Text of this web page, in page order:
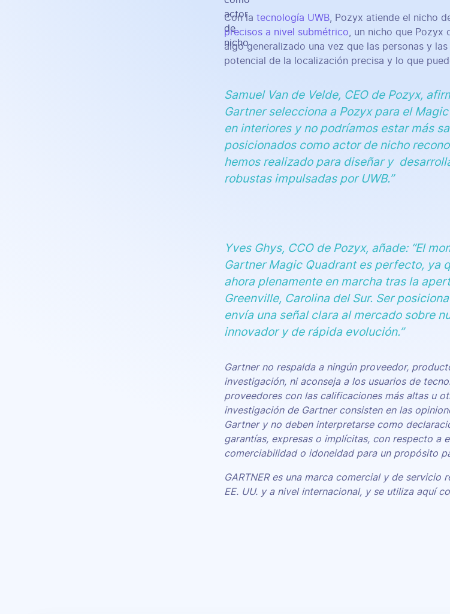
Con latecnología UWB , Pozyx atiende el nicho
precisos a nivel submétrico , un nicho que
algo generalizado una vez que las personas y
potencial de la localización precisa y lo que
Samuel Van de Velde, CEO de Pozyx,
Gartner selecciona a Pozyx para el
en interiores y no podríamos estar más
posicionados como actor de nicho
hemos realizado para diseñar y
robustas impulsadas por UWB.”
Yves Ghys, CCO de Pozyx, añade: “El
Gartner Magic Quadrant es perfecto, ya
ahora plenamente en marcha tras la
Greenville, Carolina del Sur. Ser
envía una señal clara al mercado sobre
innovador y de rápida evolución.”
Gartner no respalda a ningún proveedor,
investigación, ni aconseja a los usuarios de
proveedores con las calificaciones más altas u
investigación de Gartner consisten en las
Gartner y no deben interpretarse como
garantías, expresas o implícitas, con respecto a
comerciabilidad o idoneidad para un propósito
GARTNER es una marca comercial y de servicio
EE. UU. y a nivel internacional, y se utiliza aquí